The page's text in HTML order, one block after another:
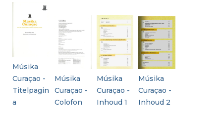
Músika
Curaçao -
Titelpagin
a
Músika
Curaçao -
Colofon
Músika
Curaçao -
Inhoud 1
Músika
Curaçao -
Inhoud 2